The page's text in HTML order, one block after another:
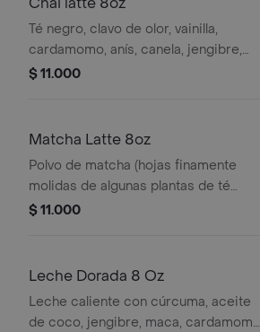
Té negro, clavo de olor, vainilla,
cardamomo, anís, canela, jengibre,
nuez moscada, cascara de naranja y
$ 11.000
Matcha Latte 8oz
Polvo de matcha (hojas finamente
molidas de algunas plantas de té
verde), con leche de tu elección.
$ 11.000
Leche Dorada 8 Oz
Leche caliente con cúrcuma, aceite
de coco, jengibre, maca, cardamomo,